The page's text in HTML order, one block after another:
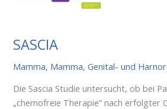
SASCIA
Mamma, Mamma, Genital- und
Die Sascia Studie untersucht, ob bei
„chemofreie Therapie“ nach erfolgter